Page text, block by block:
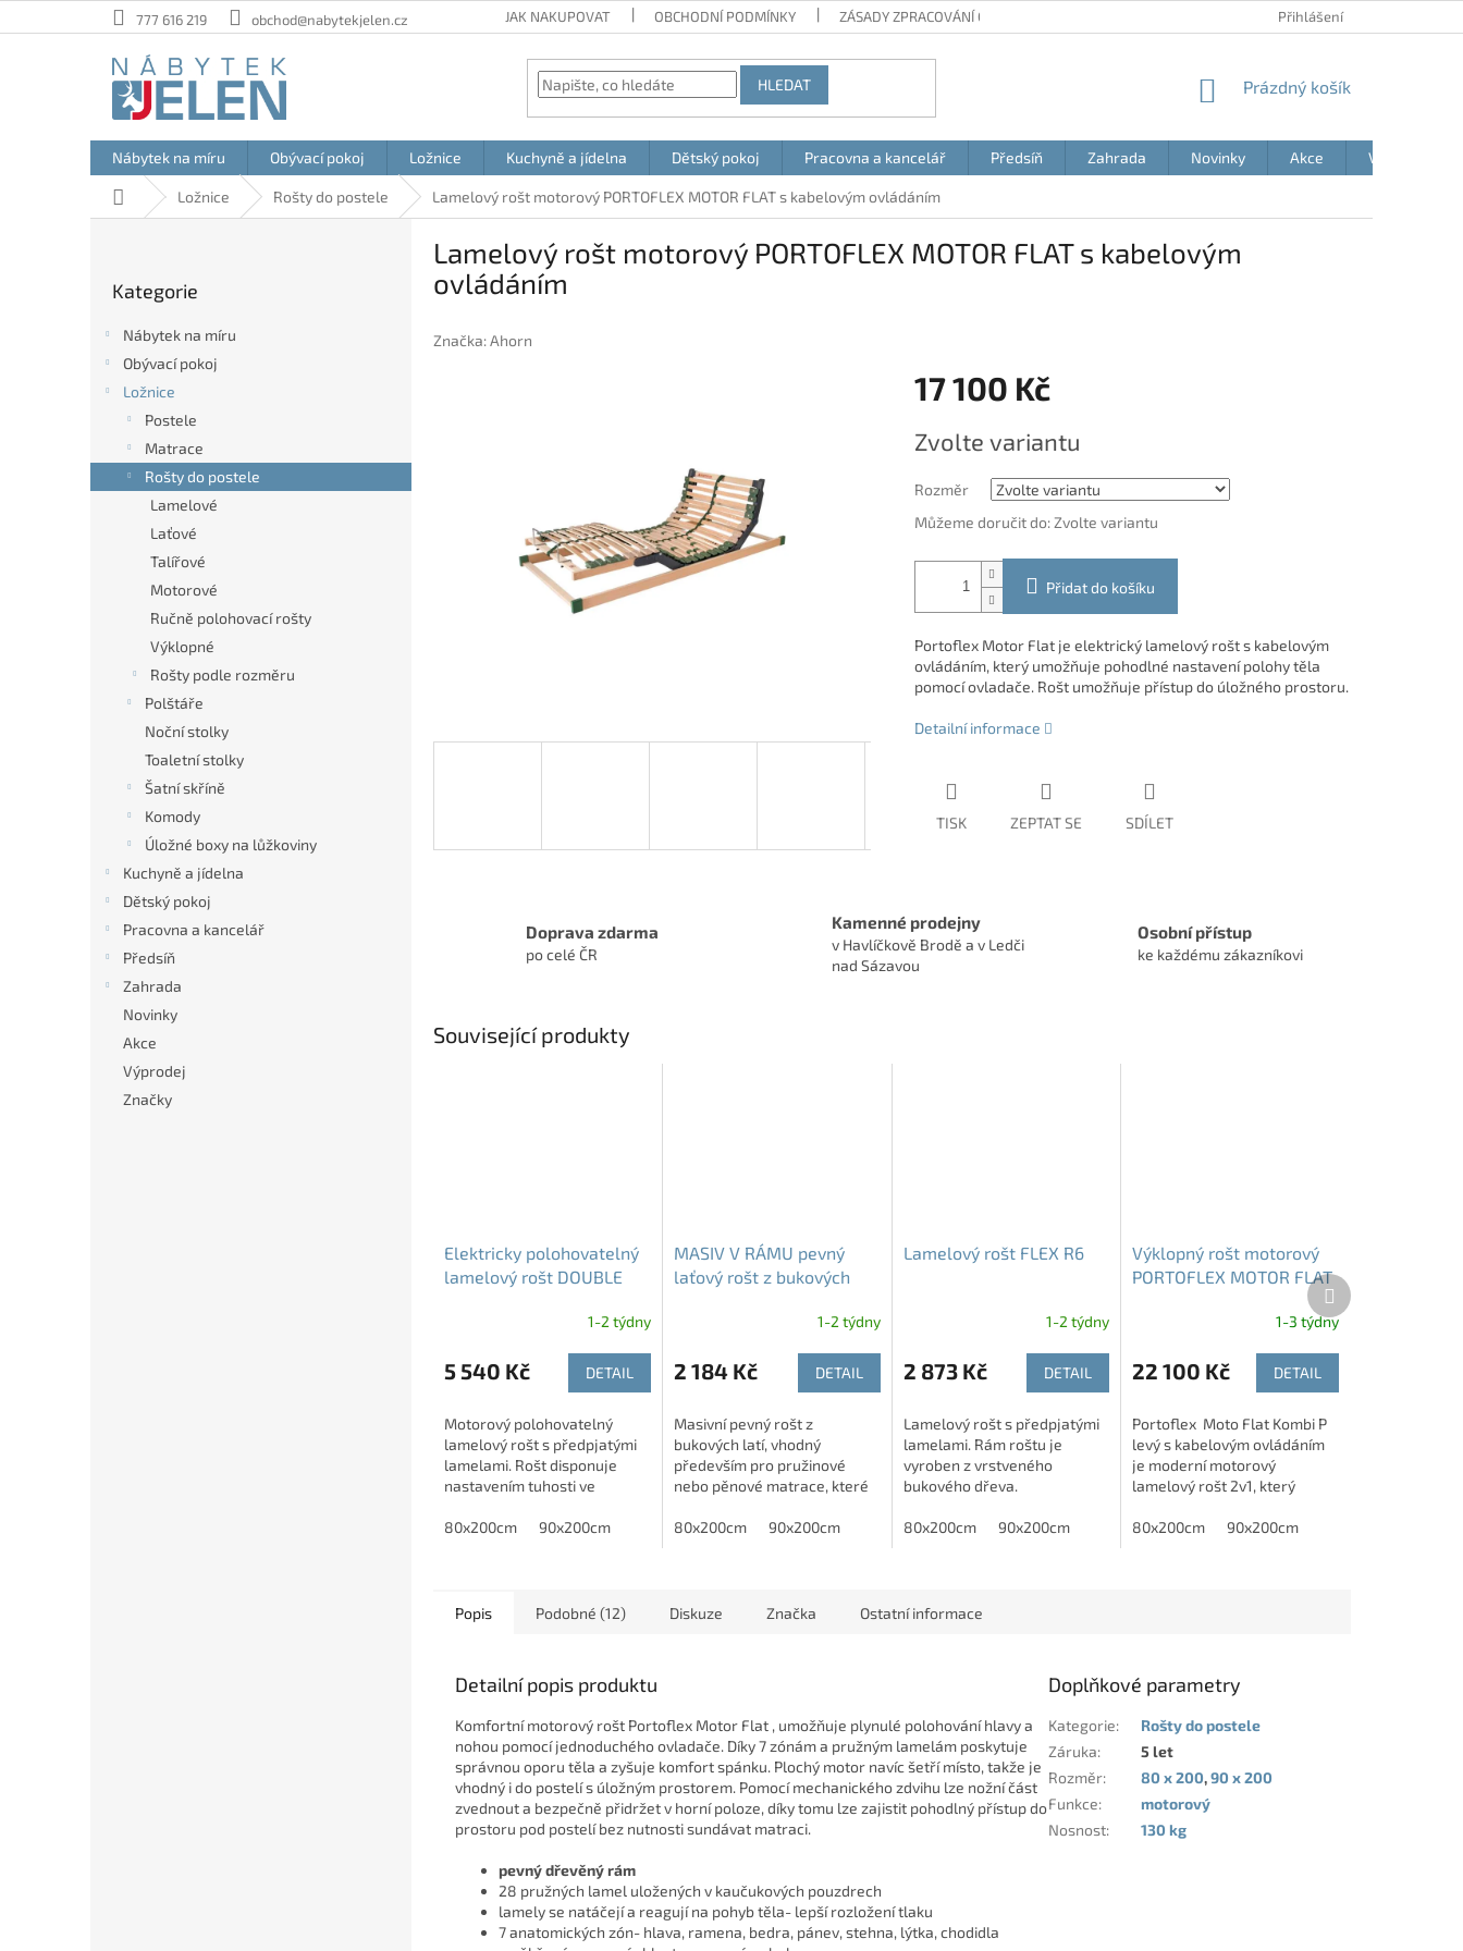
na
777 616 219 obchod@nabytekjelen.cz JAK NAKUPOVAT OBCHODNÍ PODMÍNKY ZÁSADY ZPRACOVÁNÍ OSOBNÍCH ÚDAJŮ BLOG
Přihlášení
HLEDAT
NÁKUPNÍ
Prázdný košík
Nábytek na míru Obývací pokoj Ložnice Kuchyně a jídelna Dětský pokoj Pracovna a kancelář Předsíň Zahrada Novinky Akce Výprodej
Domů Ložnice Rošty do postele Lamelový rošt motorový PORTOFLEX MOTOR FLAT s kabelovým ovládáním
a
n
kategorie
Kategorie
Nábytek na míru
Obývací pokoj
Ložnice
Postele
Matrace
Rošty do postele
Lamelové
Laťové
Talířové
Motorové
Ručně polohovací rošty
Výklopné
Rošty podle rozměru
Polštáře
Noční stolky
Toaletní stolky
Šatní skříně
Komody
Úložné boxy na lůžkoviny
Kuchyně a jídelna
Dětský pokoj
Pracovna a kancelář
Předsíň
Zahrada
Novinky
Akce
Výprodej
Značky
Lamelový rošt motorový PORTOFLEX MOTOR FLAT s kabelovým
ovládáním
Značka:Ahorn
17 100 Kč
cena:
Zvolte variantu
Rozměr
Můžeme doručit do: Zvolte variantu
Přidat do košíku
Portoflex Motor Flat je elektrický lamelový rošt s kabelovým
ovládáním, který umožňuje pohodlné nastavení polohy těla
pomocí ovladače. Rošt umožňuje přístup do úložného prostoru.
Detailní informace
TISK ZEPTAT SE SDÍLET
Doprava zdarma
po celé ČR
Kamenné prodejny
v Havlíčkově Brodě a v Ledči
nad Sázavou
Osobní přístup
ke každému zákazníkovi
Související produkty
Elektricky polohovatelný
lamelový rošt DOUBLE
1-2 týdny
5 540 Kč DETAIL
Motorový polohovatelný
lamelový rošt s předpjatými
lamelami. Rošt disponuje
nastavením tuhosti ve
,,páskem" a zdvojeným
80x200cm 90x200cm
MASIV V RÁMU pevný
laťový rošt z bukových
1-2 týdny
2 184 Kč DETAIL
Masivní pevný rošt z
bukových latí, vhodný
především pro pružinové
nebo pěnové matrace, které
80x200cm
90x200cm
Lamelový rošt FLEX R6
1-2 týdny
2 873 Kč DETAIL
Lamelový rošt s předpjatými
lamelami. Rám roštu je
vyroben z vrstveného
bukového dřeva.
-Neváhejte nás kontaktovat
80x200cm 90x200cm
Výklopný rošt motorový
PORTOFLEX MOTOR FLAT
kabelovým ovládáním1-3 týdny
22 100 Kč DETAIL
Portoflex Moto Flat Kombi P
levý s kabelovým ovládáním
je moderní motorový
lamelový rošt 2v1, který
úložného prostoru z levé
80x200cm 90x200cm
Další
produkt
Popis Podobné (12) Diskuze Značka Ostatní informace
Detailní popis produktu
Komfortní motorový rošt Portoflex Motor Flat , umožňuje plynulé polohování hlavy a
nohou pomocí jednoduchého ovladače. Díky 7 zónám a pružným lamelám poskytuje
správnou oporu těla a zyšuje komfort spánku. Plochý motor navíc šetří místo, takže je
vhodný i do postelí s úložným prostorem. Pomocí mechanického zdvihu lze nožní část
zvednout a bezpečně přidržet v horní poloze, díky tomu lze zajistit pohodlný přístup do
prostoru pod postelí bez nutnosti sundávat matraci.
pevný dřevěný rám
28 pružných lamel uložených v kaučukových pouzdrech
lamely se natáčejí a reagují na pohyb těla- lepší rozložení tlaku
7 anatomických zón- hlava, ramena, bedra, pánev, stehna, lýtka, chodidla
Doplňkové parametry
Kategorie:
Rošty do postele
Záruka:
5 let
Rozměr: 80 x 200,90 x 200
Funkce:
motorový
Nosnost: 130 kg